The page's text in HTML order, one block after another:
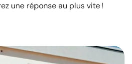
une réponse au plus vite !